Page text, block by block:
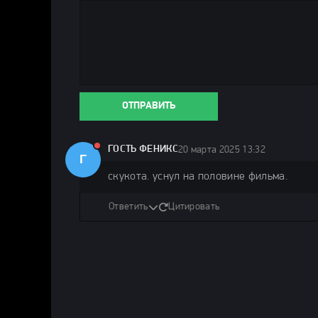
ОТПРАВИТЬ
Г
ГОСТЬ ФЕНИКС20 марта 2025 13:32
скукота. уснул на половине фильма.
Ответить Цитировать